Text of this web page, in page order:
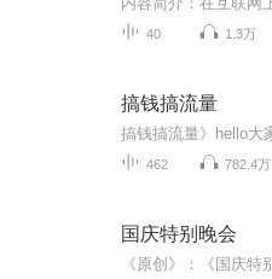
40 1.3万
搞钱搞流量
462 782.4万
国庆特别晚会